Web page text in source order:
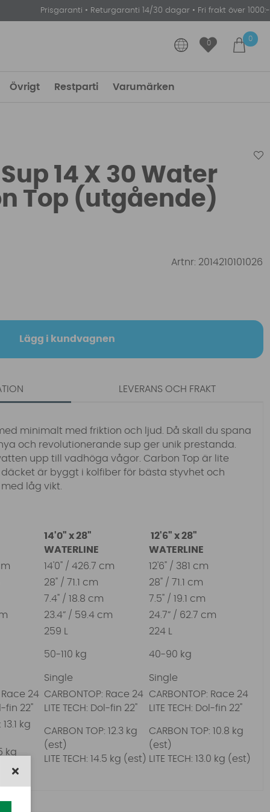
Prisgaranti • Returgaranti 14/30 dagar • Fri frakt över 1000:-
0
0
Övrigt Restparti Varumärken
14 X 30 Water
Top (utgående)
Artnr: 2014210101026
Lägg i kundvagnen
minimalt med friktion och ljud. Då skall du spana
och revolutionerande sup ger unik prestanda.
upp till vadhöga vågor. Carbon Top är lite
är byggt i kolfiber för bästa styvhet och
låg vikt.
14'0" x 28"
WATERLINE
12'6" x 28"
WATERLINE
14'0" / 426.7 cm
12'6" / 381 cm
28" / 71.1 cm
28" / 71.1 cm
7.4" / 18.8 cm
7.5" / 19.1 cm
23.4” / 59.4 cm
24.7” / 62.7 cm
259 L
224 L
50-110 kg 40-90 kg
Single Single
Race 24
fin 22"
CARBONTOP: Race 24
LITE TECH: Dol-fin 22"
CARBONTOP: Race 24
LITE TECH: Dol-fin 22"
kg
kg
CARBON TOP: 12.3 kg
(est)
LITE TECH: 14.5 kg (est)
CARBON TOP: 10.8 kg
(est)
LITE TECH: 13.0 kg (est)
LEVERANS OCH FRAKT